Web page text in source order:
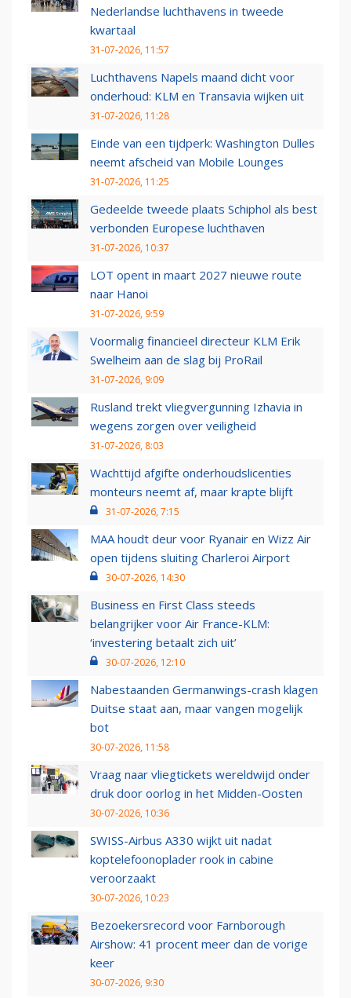
Nederlandse luchthavens in tweede
kwartaal
31-07-2026, 11:57
Luchthavens Napels maand dicht voor
onderhoud: KLM en Transavia wijken uit
31-07-2026, 11:28
Einde van een tijdperk: Washington Dulles
neemt afscheid van Mobile Lounges
31-07-2026, 11:25
Gedeelde tweede plaats Schiphol als best
verbonden Europese luchthaven
31-07-2026, 10:37
LOT opent in maart 2027 nieuwe route
naar Hanoi
31-07-2026, 9:59
Voormalig financieel directeur KLM Erik
Swelheim aan de slag bij ProRail
31-07-2026, 9:09
Rusland trekt vliegvergunning Izhavia in
wegens zorgen over veiligheid
31-07-2026, 8:03
Wachttijd afgifte onderhoudslicenties
monteurs neemt af, maar krapte blijft
31-07-2026, 7:15
MAA houdt deur voor Ryanair en Wizz Air
open tijdens sluiting Charleroi Airport
30-07-2026, 14:30
Business en First Class steeds
belangrijker voor Air France-KLM:
‘investering betaalt zich uit’
30-07-2026, 12:10
Nabestaanden Germanwings-crash klagen
Duitse staat aan, maar vangen mogelijk
bot
30-07-2026, 11:58
Vraag naar vliegtickets wereldwijd onder
druk door oorlog in het Midden-Oosten
30-07-2026, 10:36
SWISS-Airbus A330 wijkt uit nadat
koptelefoonoplader rook in cabine
veroorzaakt
30-07-2026, 10:23
Bezoekersrecord voor Farnborough
Airshow: 41 procent meer dan de vorige
keer
30-07-2026, 9:30